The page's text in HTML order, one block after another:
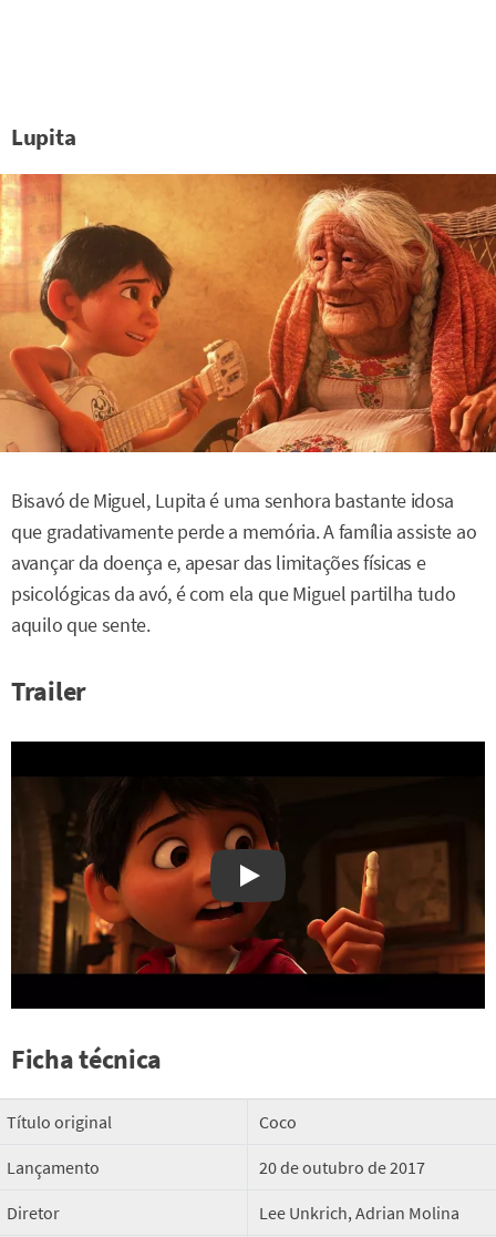
Lupita
Bisavó de Miguel, Lupita é uma senhora bastante idosa
que gradativamente perde a memória. A família assiste ao
avançar da doença e, apesar das limitações físicas e
psicológicas da avó, é com ela que Miguel partilha tudo
aquilo que sente.
Trailer
Watch on YouTube
Ficha técnica
Título original Coco
Lançamento 20 de outubro de 2017
Diretor Lee Unkrich, Adrian Molina